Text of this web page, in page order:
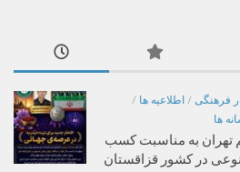
فرهنگی / اطلاعیه ها /
ها
تهران به مناسبت کسب
در کشور قزاقستان